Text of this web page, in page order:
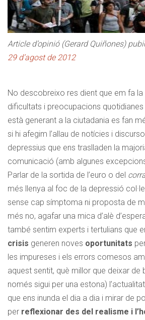
Article d’opinió (Gerard Quiñones)
29 d’agost de 2012
No descobreixo res dient que em fa
dificultats i preocupacions
està generant a la ciutadania es fan
si hi afegim l’allau de notícies i
depressius que ens traslladen la
comunicació (amb algunes
Parlar de la sortida de l’euro o del
més llenya al foc de la depressió
sense cap símptoma ni proposta de
més no, agafar una mica d’alè
també sentim experts i tertulians que
crisis generen noves oportunitats
les impureses i els errors comesos
aquest sentit, què millor que deixar de
només sigui per una estona)
que ens inunda el dia a dia i mirar de
per reflexionar des del realisme i